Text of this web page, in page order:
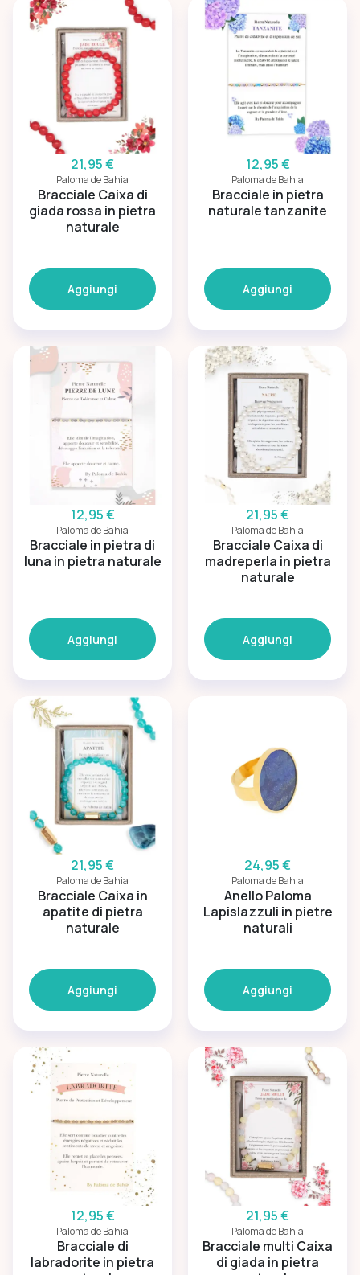
21,95 €
Paloma de Bahia
Bracciale Caixa di
giada rossa in pietra
naturale
Aggiungi
12,95 €
Paloma de Bahia
Bracciale in pietra
naturale tanzanite
Aggiungi
12,95 €
Paloma de Bahia
Bracciale in pietra di
luna in pietra naturale
Aggiungi
21,95 €
Paloma de Bahia
Bracciale Caixa di
madreperla in pietra
naturale
Aggiungi
21,95 €
Paloma de Bahia
Bracciale Caixa in
apatite di pietra
naturale
Aggiungi
24,95 €
Paloma de Bahia
Anello Paloma
Lapislazzuli in pietre
naturali
Aggiungi
12,95 €
Paloma de Bahia
Bracciale di
labradorite in pietra
21,95 €
Paloma de Bahia
Bracciale multi Caixa
di giada in pietra